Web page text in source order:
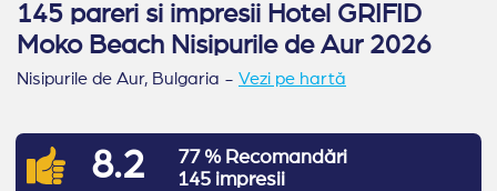
145 pareri si impresii Hotel GRIFID
Moko Beach Nisipurile de Aur 2026
Nisipurile de Aur, Bulgaria - Vezi pe hartă
8.2
77 % Recomandări
145 impresii